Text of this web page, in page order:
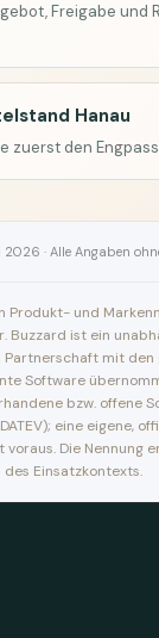
Freigabe und
Hanau
zuerst den
· Alle Angaben
Produkt- und
Buzzard ist ein
mit den
Software
bzw. offene
eine eigene,
Die Nennung
des Einsatzkontexts.